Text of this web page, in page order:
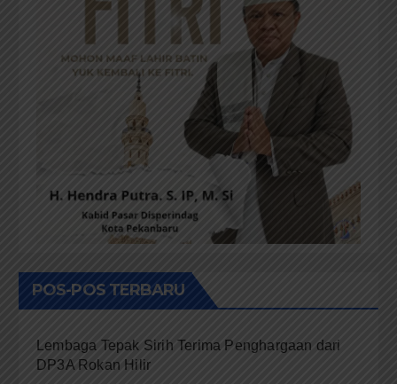
POS-POS TERBARU
Lembaga Tepak Sirih Terima Penghargaan dari
DP3A Rokan Hilir